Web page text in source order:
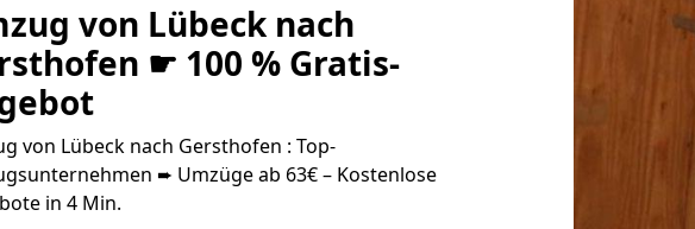
von Lübeck nach
☛ 100 % Gratis-
von Lübeck nach Gersthofen : Top-
➨ Umzüge ab 63€ – Kostenlose
in 4 Min.